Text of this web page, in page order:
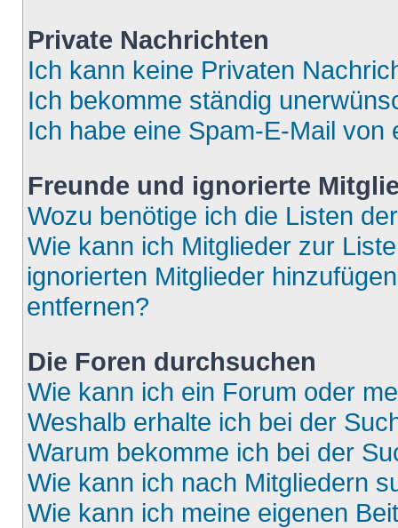
Private Nachrichten
Ich kann keine Privaten
Ich bekomme ständig
Ich habe eine Spam-E-Mail
Freunde und ignorierte
Wozu benötige ich die Listen
Wie kann ich Mitglieder zur
ignorierten Mitglieder
entfernen?
Die Foren durchsuchen
Wie kann ich ein Forum oder
Weshalb erhalte ich bei der
Warum bekomme ich bei der
Wie kann ich nach Mitgliedern
Wie kann ich meine eigenen